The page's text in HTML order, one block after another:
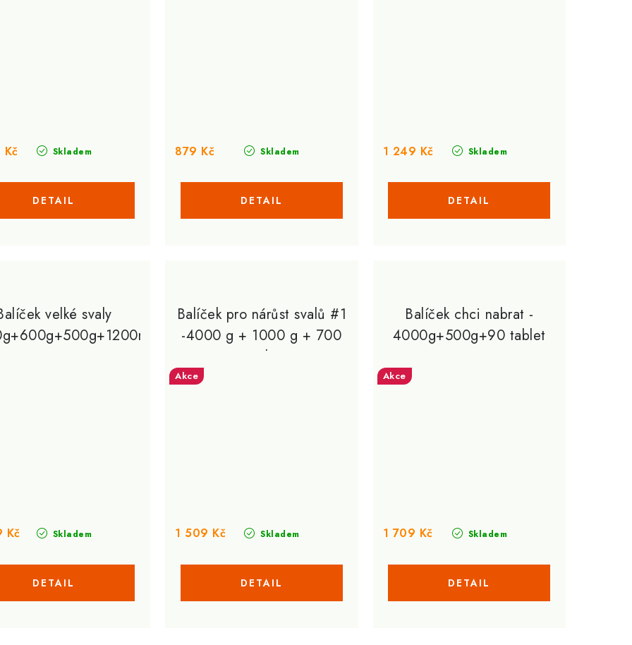
Skladem Skladem
879 Kč Skladem
1 249 Kč
velké svaly
Skladem
Kč
Balíček pro nárůst svalů #1
-4000 g + 1000 g + 700
ml
Akce
Skladem
1 509 Kč
Balíček chci nabrat -
4000g+500g+90 tablet
Akce
Skladem
1 709 Kč